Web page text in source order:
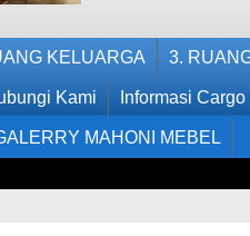
KELUARGA 3.
Kami Informasi
MAHONI MEBEL